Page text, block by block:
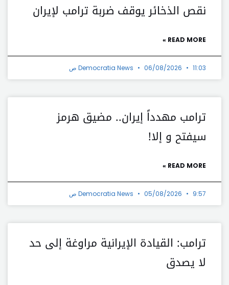
نقص الذخائر يوقف ضربة ترامب لإيران
READ MORE »
Democratia News 06/08/2026 11:03 ص
ترامب مهدداً إيران.. مضيق هرمز
سيفتح و إلا!
READ MORE »
Democratia News 05/08/2026 9:57 ص
ترامب: القيادة الإيرانية مراوغة إلى حد
لا يصدق